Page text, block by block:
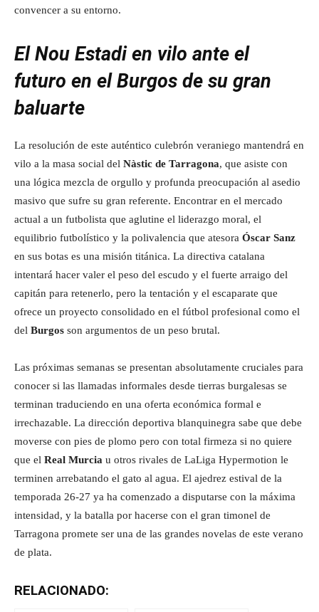
convencer a su entorno.
El Nou Estadi en vilo ante el
futuro en el Burgos de su gran
baluarte
La resolución de este auténtico culebrón veraniego mantendrá en
vilo a la masa social del Nàstic de Tarragona, que asiste con
una lógica mezcla de orgullo y profunda preocupación al asedio
masivo que sufre su gran referente. Encontrar en el mercado
actual a un futbolista que aglutine el liderazgo moral, el
equilibrio futbolístico y la polivalencia que atesora Óscar Sanz
en sus botas es una misión titánica. La directiva catalana
intentará hacer valer el peso del escudo y el fuerte arraigo del
capitán para retenerlo, pero la tentación y el escaparate que
ofrece un proyecto consolidado en el fútbol profesional como el
del Burgos son argumentos de un peso brutal.
Las próximas semanas se presentan absolutamente cruciales para
conocer si las llamadas informales desde tierras burgalesas se
terminan traduciendo en una oferta económica formal e
irrechazable. La dirección deportiva blanquinegra sabe que debe
moverse con pies de plomo pero con total firmeza si no quiere
que el Real Murcia u otros rivales de LaLiga Hypermotion le
terminen arrebatando el gato al agua. El ajedrez estival de la
temporada 26-27 ya ha comenzado a disputarse con la máxima
intensidad, y la batalla por hacerse con el gran timonel de
Tarragona promete ser una de las grandes novelas de este verano
de plata.
RELACIONADO: